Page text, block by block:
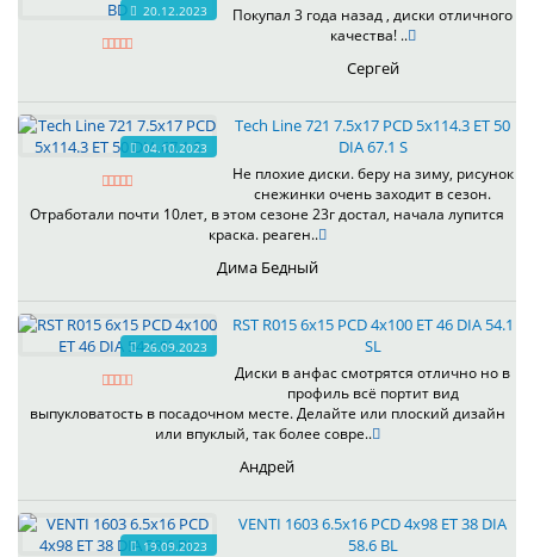
20.12.2023
Покупал 3 года назад , диски отличного
качества! ..
Сергей
04.10.2023
Tech Line 721 7.5x17 PCD 5x114.3 ET 50
DIA 67.1 S
Не плохие диски. беру на зиму, рисунок
снежинки очень заходит в сезон.
Отработали почти 10лет, в этом сезоне 23г достал, начала лупится
краска. реаген..
Дима Бедный
26.09.2023
RST R015 6x15 PCD 4x100 ET 46 DIA 54.1
SL
Диски в анфас смотрятся отлично но в
профиль всё портит вид
выпукловатость в посадочном месте. Делайте или плоский дизайн
или впуклый, так более совре..
Андрей
19.09.2023
VENTI 1603 6.5x16 PCD 4x98 ET 38 DIA
58.6 BL